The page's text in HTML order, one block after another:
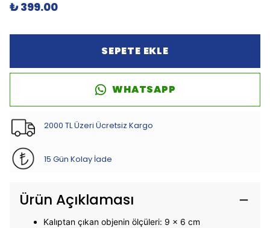
₺ 399.00
SEPETE EKLE
WHATSAPP
2000 TL Üzeri Ücretsiz Kargo
15 Gün Kolay İade
Ürün Açıklaması
Kalıptan çıkan objenin ölçüleri: 9 x 6 cm